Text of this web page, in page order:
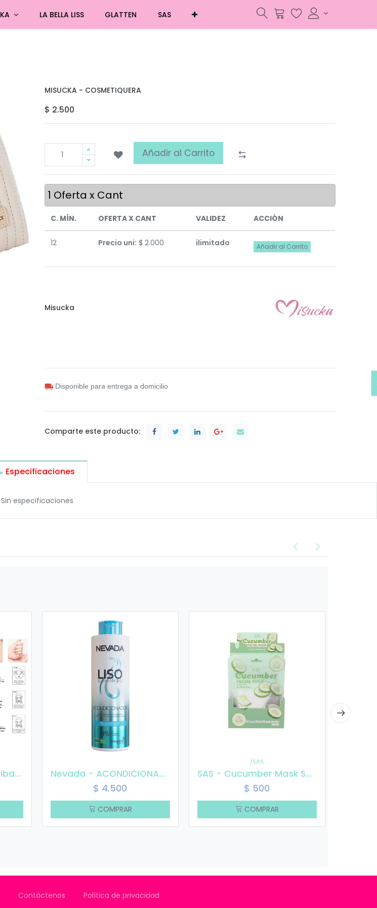
LA BELLA LISS GLATTEN SAS
MISUCKA - COSMETIQUERA
$ 2.500
Añadir al Carrito
1 Oferta x Cant
C. MÍN. OFERTA X CANT VALIDEZ ACCIÓN
12 Precio uni: $ 2.000 ilimitado Añadir al Carrito
Misucka
Disponible para entrega a domicilio
Comparte este producto:
Especificaciones
Sin especificaciones
Mascarilla Facial Capibara Nevada - ACONDICIONADOR LISO ILUMINADO 500ml
$ 4.500
COMPRAR
/SAS
SAS - Cucumber Mask SAH200
$ 500
COMPRAR
Contáctenos Política de privacidad